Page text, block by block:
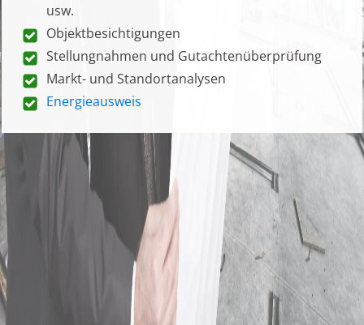
usw.
Objektbesichtigungen
Stellungnahmen und Gutachtenüberprüfung
Markt- und Standortanalysen
Energieausweis